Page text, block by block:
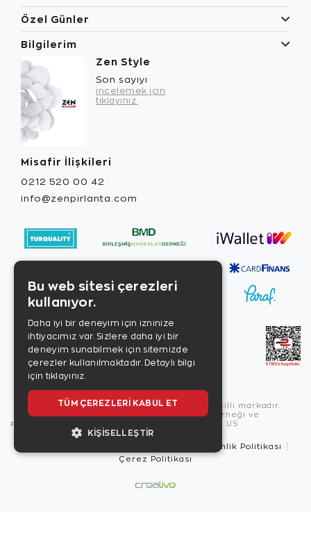
Özel Günler
Bilgilerim
Zen Style
Son sayıyı
incelemek için
tıklayınız.
Misafir İlişkileri
0212 520 00 42
info@zenpirlanta.com
Copyright © 2026, Zen Diamond tescilli markadır.
Zen Diamond Birleşmiş Markalar Derneği ve
Turquality Destek Programı üyesidir. US
Güvenlik Politikası
Çerez Politikası
Bu web sitesi çerezleri
kullanıyor.
Daha iyi bir deneyim için izninize
ihtiyacımız var. Sizlere daha iyi bir
deneyim sunabilmek için sitemizde
çerezler kullanılmaktadır. Detaylı bilgi
için tıklayınız.
TÜM ÇEREZLERI KABUL ET
KIŞISELLEŞTIR